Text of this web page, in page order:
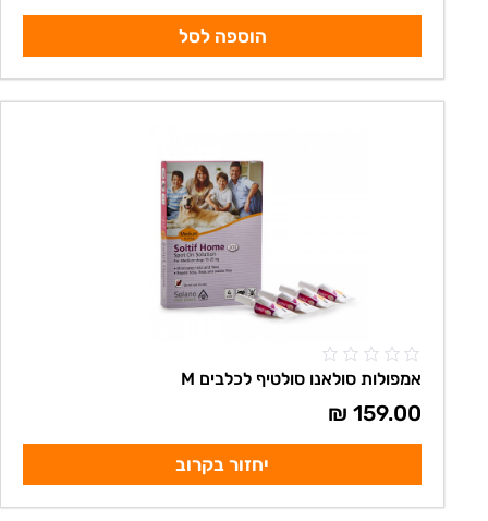
הוספה לסל
אמפולות סולאנו סולטיף לכלבים M
159.00
₪
יחזור בקרוב